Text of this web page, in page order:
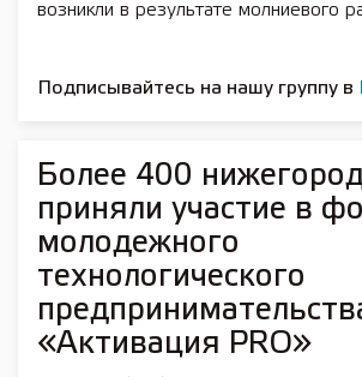
возникли в результате молниевого
Подписывайтесь на нашу группу в
Более 400
приняли участие в
молодежного
технологического
«Активация PRO»